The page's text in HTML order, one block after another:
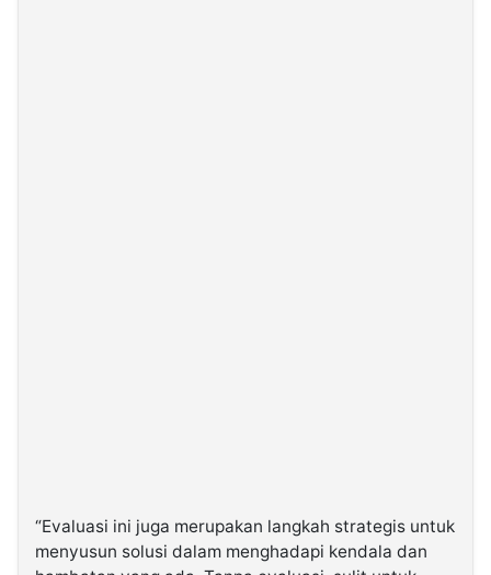
“Evaluasi ini juga merupakan langkah strategis untuk
menyusun solusi dalam menghadapi kendala dan